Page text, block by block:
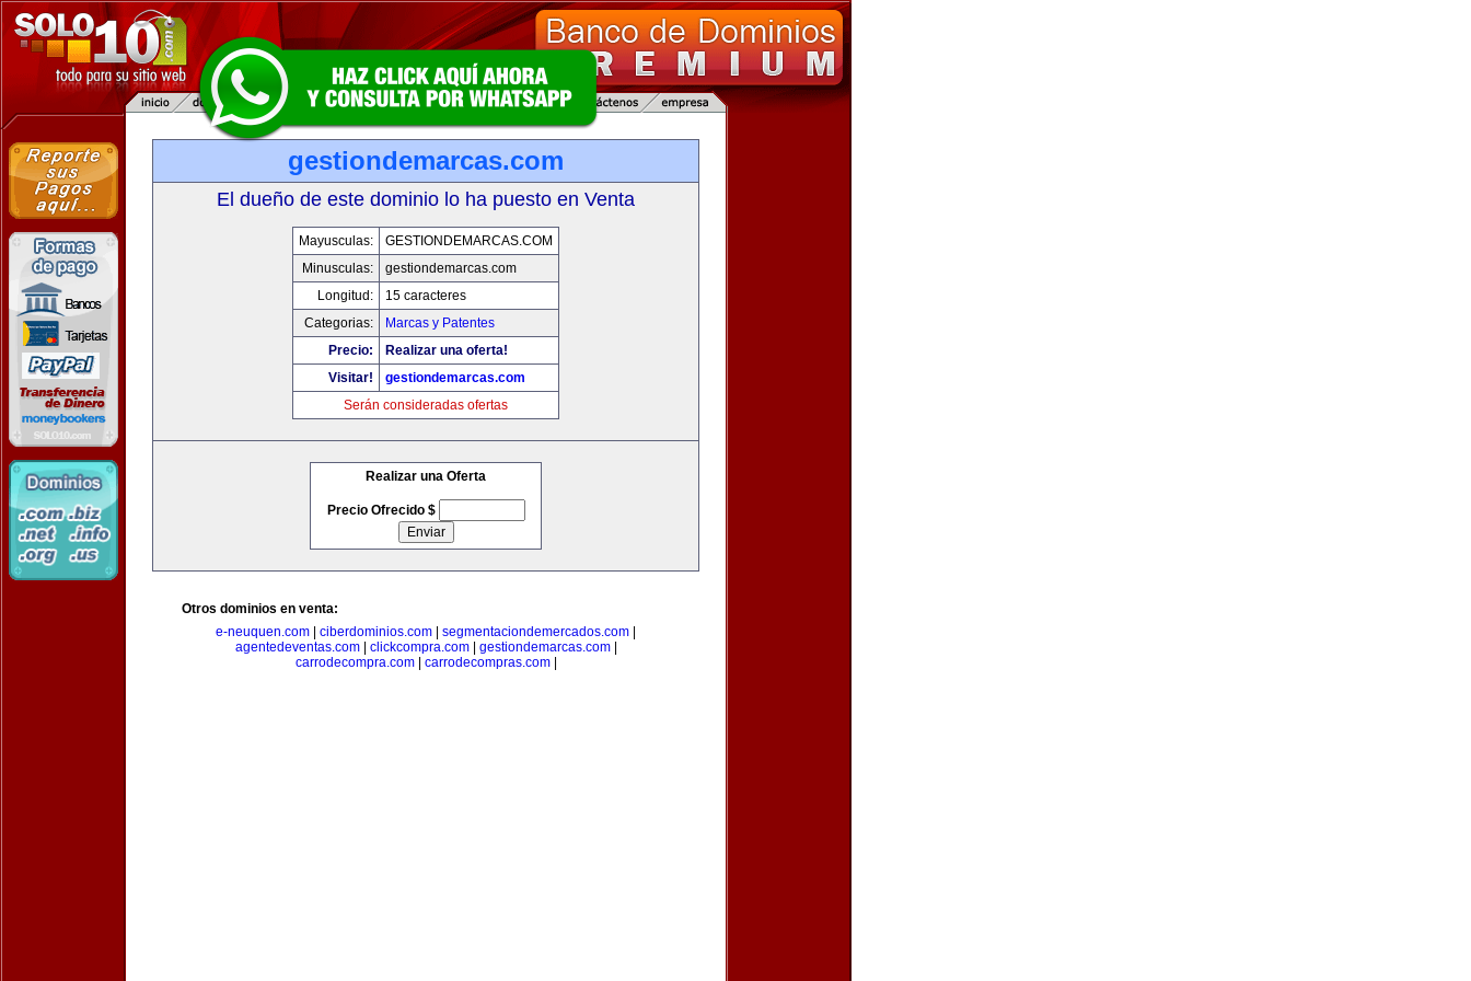
gestiondemarcas.com
El dueño de este dominio lo ha puesto en Venta
Mayusculas:
GESTIONDEMARCAS.COM
Minusculas:
gestiondemarcas.com
Longitud:
15 caracteres
Categorias:
Marcas y Patentes
Precio:
Realizar una oferta!
Visitar!
gestiondemarcas.com
Serán consideradas ofertas
Realizar una Oferta
Precio Ofrecido $
Otros dominios en venta:
e-neuquen.com
ciberdominios.com segmentaciondemercados.com
agentedeventas.com| clickcompra.com| gestiondemarcas.com|
carrodecompra.com| carrodecompras.com|